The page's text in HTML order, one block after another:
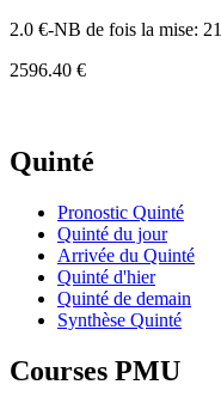
2.0 €-NB de fois la mise: 21
2596.40 €
Quinté
Pronostic Quinté
Quinté du jour
Arrivée du Quinté
Quinté d'hier
Quinté de demain
Synthèse Quinté
Courses PMU